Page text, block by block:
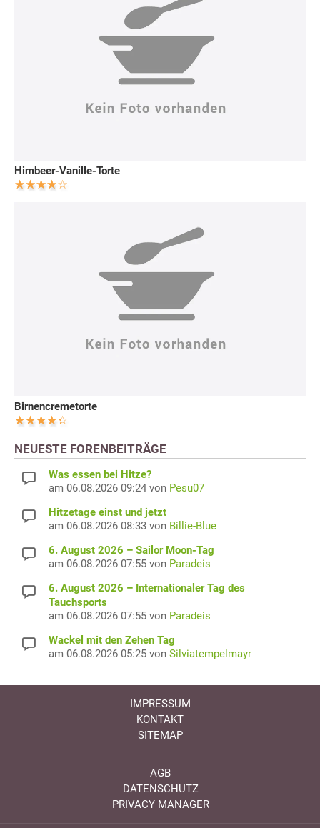
Himbeer-Vanille-Torte
Birnencremetorte
NEUESTE FORENBEITRÄGE
Was essen bei Hitze?
am 06.08.2026 09:24 von Pesu07
Hitzetage einst und jetzt
am 06.08.2026 08:33 von Billie-Blue
6. August 2026 – Sailor Moon-Tag
am 06.08.2026 07:55 von Paradeis
6. August 2026 – Internationaler Tag des
Tauchsports
am 06.08.2026 07:55 von Paradeis
Wackel mit den Zehen Tag
am 06.08.2026 05:25 von Silviatempelmayr
IMPRESSUM
KONTAKT
SITEMAP
AGB
DATENSCHUTZ
PRIVACY MANAGER